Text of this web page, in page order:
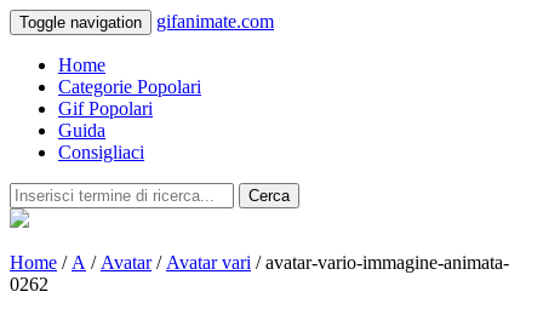
Toggle navigation gifanimate.com
Home
Categorie Popolari
Gif Popolari
Guida
Consigliaci
Cerca
Home / A / Avatar/ Avatar vari / avatar-vario-immagine-animata-
0262